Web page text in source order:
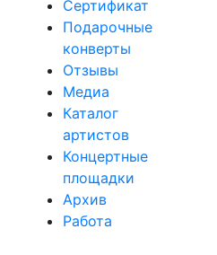
Сертификат
Подарочные
конверты
Отзывы
Медиа
Каталог
артистов
Концертные
площадки
Архив
Работа